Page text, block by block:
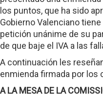
los puntos, que ha sido
Gobierno Valenciano
petición unánime de su
de que baje el IVA a las
A continuación les
enmienda firmada por los
A LA MESA DE LA